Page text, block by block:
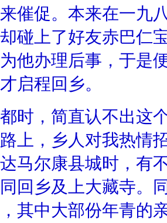
催促。本来在一九
碰上了好友赤巴仁
他办理后事，于是
启程回乡。
时，简直认不出这
上，乡人对我热情
马尔康县城时，有
回乡及上大藏寺。
其中大部份年青的